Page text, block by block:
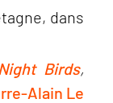
dans
Birds,
Alain Le